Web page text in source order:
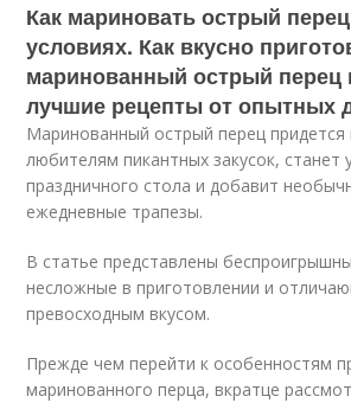
Как мариновать острый
условиях. Как вкусно
маринованный острый перец
лучшие рецепты от опытных
Маринованный острый перец придется
любителям пикантных закусок, станет
праздничного стола и добавит
ежедневные трапезы.
В статье представлены
несложные в приготовлении и
превосходным вкусом.
Прежде чем перейти к особенностям
маринованного перца, вкратце